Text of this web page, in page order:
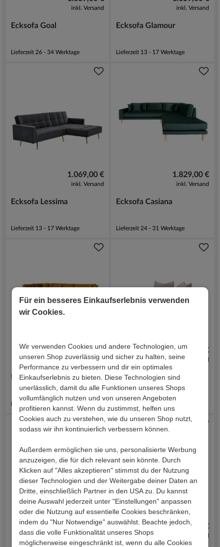
Für ein besseres Einkaufserlebnis verwenden
wir Cookies.
Wir verwenden Cookies und andere Technologien, um
unseren Shop zuverlässig und sicher zu halten, seine
Performance zu verbessern und dir ein optimales
Einkaufserlebnis zu bieten. Diese Technologien sind
unerlässlich, damit du alle Funktionen unseres Shops
vollumfänglich nutzen und von unseren Angeboten
profitieren kannst. Wenn du zustimmst, helfen uns
Cookies auch zu verstehen, wie du unseren Shop nutzt,
sodass wir ihn kontinuierlich verbessern können.
Außerdem ermöglichen sie uns, personalisierte Werbung
anzuzeigen, die für dich relevant sein könnte. Durch
Klicken auf "Alles akzeptieren" stimmst du der Nutzung
dieser Technologien und der Weitergabe deiner Daten an
Dritte, einschließlich Partner in den USA zu. Du kannst
deine Auswahl jederzeit unter "Einstellungen" anpassen
oder die Nutzung auf essentielle Cookies beschränken,
indem du "Nur Notwendige" auswählst. Beachte jedoch,
dass die volle Funktionalität unseres Shops
möglicherweise eingeschränkt ist, wenn du alle Cookies
inkl. Versand
Ecksofa Goal
Lieferzeit 26 - 34 Werktage
inkl. Versand
Ecksofa Glamour
Lieferzeit 13 - 17 Werktage
1.069,00 €
inkl. Versand
Ecksofa Lessima
Lieferzeit 13 - 17 Werktage
1.829,00 €
inkl. Versand
Ecksofa Casiana
Lieferzeit 24 - 31 Werktage
2.569,00 €
inkl. Versand
U Sofa Olzandro
Lieferzeit 26 - 34 Werktage
1.429,00 €
inkl. Versand
Rundsofa Nerella
Lieferzeit 24 - 31 Werktage
2.439,00 €
inkl. Versand
1.669,00 €